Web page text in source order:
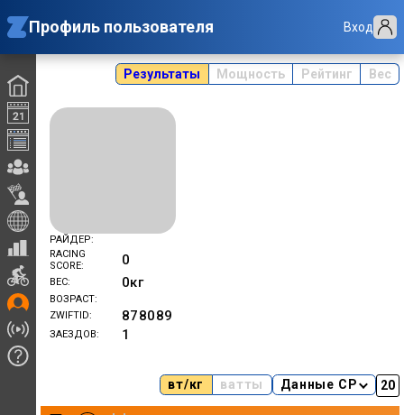
Профиль пользователя Вход
Результаты Мощность Рейтинг Вес
РАЙДЕР
RACING
SCORE
0
ВЕС 0кг
ВОЗРАСТ
ZWIFTID
878089
ЗАЕЗДОВ 1
вт/кг ватты Данные CP
Результаты заездов Yulia Polevaya | top WA